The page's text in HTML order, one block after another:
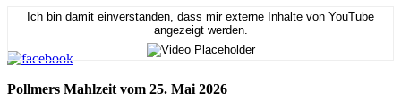
Ich bin damit einverstanden, dass mir externe Inhalte von YouTube
angezeigt werden.
Pollmers Mahlzeit vom 25. Mai 2026